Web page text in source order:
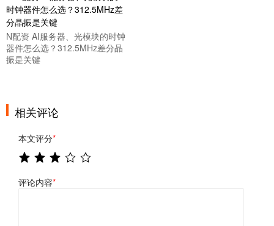
N配资 AI服务器、光模块的时钟
器件怎么选？312.5MHz差分晶
振是关键
相关评论
本文评分*
评论内容*